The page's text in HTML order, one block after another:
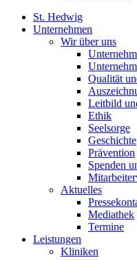
St. Hedwig
Unternehmen
Wir über uns
Qualität
Leitbild
Ethik
Seelsorge
Geschichte
Prävention
Spenden
Aktuelles
Mediathek
Termine
Leistungen
Kliniken